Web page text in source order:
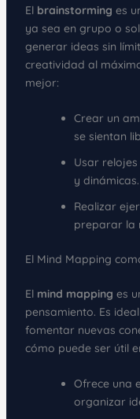
El brainstorming es
ya sea en grupo o
generar ideas sin
creatividad al
mejor:
Crear un
se sientan
Usar
y dinámicas.
Realizar
preparar la
El Mind Mapping
El mind mapping es
pensamiento. Es
fomentar nuevas
cómo puede ser útil
Ofrece una
organizar